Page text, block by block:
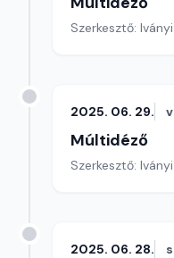
Szerkesztő:
2025. 06. 29.
Múltidéző
Szerkesztő:
2025. 06. 28.